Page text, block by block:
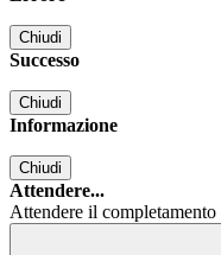
Chiudi
Successo
Chiudi
Informazione
Chiudi
Attendere...
Attendere il